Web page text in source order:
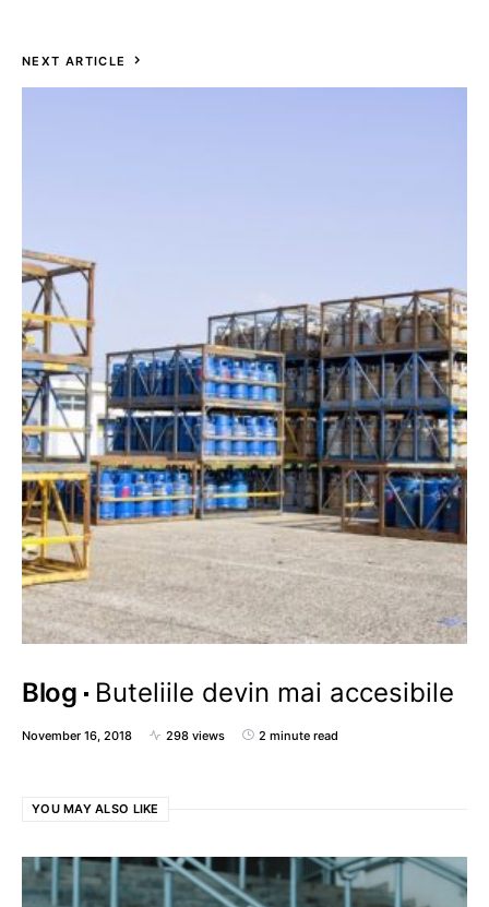
NEXT ARTICLE
Blog Buteliile devin mai accesibile
November 16, 2018 298 views 2 minute read
YOU MAY ALSO LIKE